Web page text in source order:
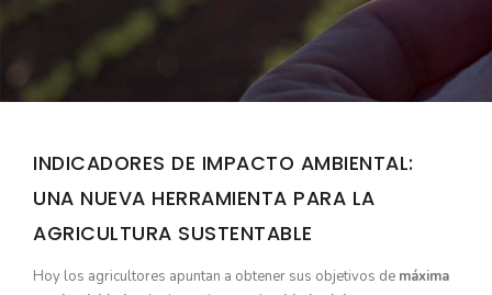
INDICADORES DE IMPACTO AMBIENTAL:
UNA NUEVA HERRAMIENTA PARA LA
AGRICULTURA SUSTENTABLE
Hoy los agricultores apuntan a obtener sus objetivos de máxima